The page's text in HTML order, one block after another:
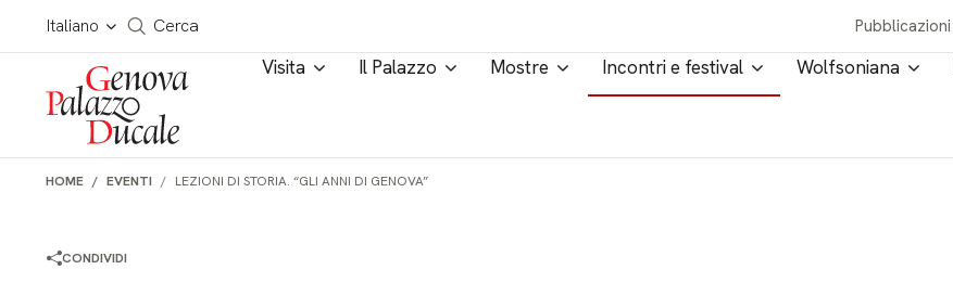
Salta al contenuto
Italiano
Cerca in tutto il sito
Cerca Pubblicazioni
Visita Il Palazzo Mostre Incontri e festival Wolfsoniana
HOME EVENTI LEZIONI DI STORIA. “GLI ANNI DI GENOVA”
CONDIVIDI